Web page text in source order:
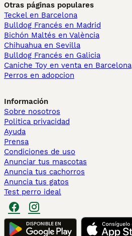
Otras páginas populares
Teckel en Barcelona
Bulldog Francés en Madrid
Bichón Maltés en València
Chihuahua en Sevilla
Bulldog Francés en Galicia
Caniche Toy en venta en Barcelona
Perros en adopcion
Información
Sobre nosotros
Politica privacidad
Ayuda
Prensa
Condiciones de uso
Anunciar tus mascotas
Anuncia tus cachorros
Anuncia tus gatos
Test perro ideal